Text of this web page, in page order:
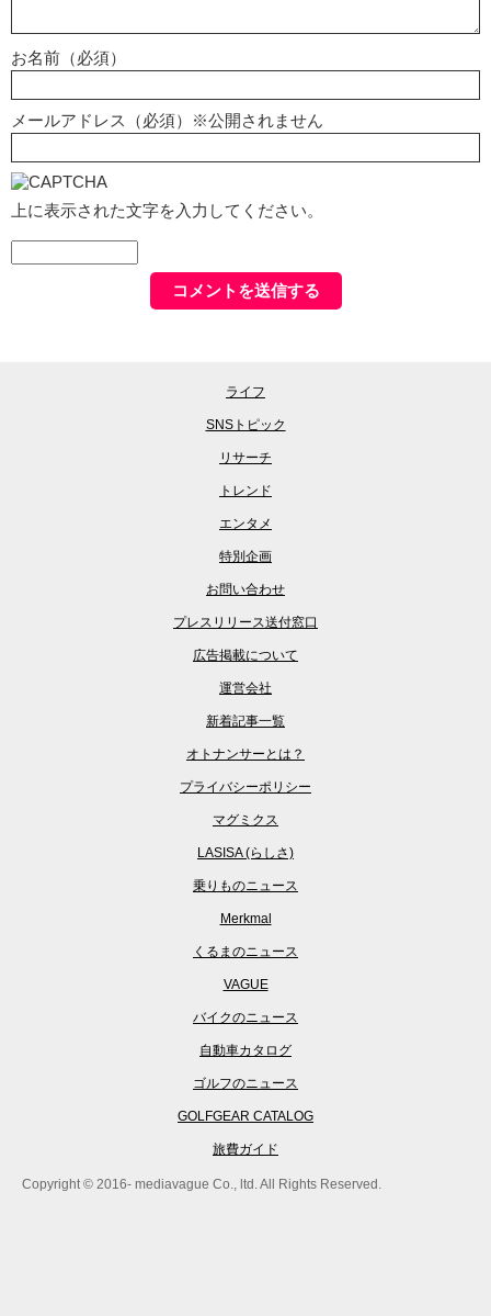
お名前（必須）
メールアドレス（必須）※公開されません
上に表示された文字を入力してください。
ライフ
SNSトピック
リサーチ
トレンド
エンタメ
特別企画
お問い合わせ
プレスリリース送付窓口
広告掲載について
運営会社
新着記事一覧
オトナンサーとは？
プライバシーポリシー
マグミクス
LASISA (らしさ)
乗りものニュース
Merkmal
くるまのニュース
VAGUE
バイクのニュース
自動車カタログ
ゴルフのニュース
GOLFGEAR CATALOG
旅費ガイド
Copyright © 2016- mediavague Co., ltd. All Rights Reserved.